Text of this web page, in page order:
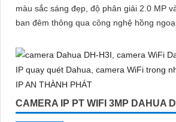
màu sắc sáng đẹp, độ phân giải 2.0 MP
ban đêm thông qua công nghệ hồng
CAMERA IP PT WIFI 3MP DAHUA